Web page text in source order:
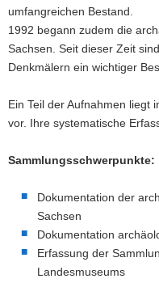
a
t
i
o
umfangreichen Bestand.
1992 begann zudem die
Sachsen. Seit dieser Zeit
Denkmälern ein wichtiger
Ein Teil der Aufnahmen liegt
vor. Ihre systematische
Sammlungsschwerpunkte:
Dokumentation der
Sachsen
Dokumentation
Erfassung der
Landesmuseums